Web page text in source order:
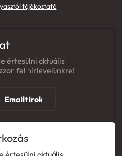
tájékoztató
értesülni aktuális
fel hírlevelünkre!
Emailt írok